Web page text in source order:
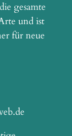
gesamte
und ist
für neue